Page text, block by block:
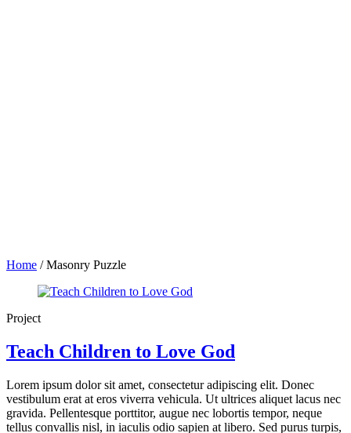
Home /Masonry Puzzle
Project
Teach Children to Love God
Lorem ipsum dolor sit amet, consectetur adipiscing elit. Donec
vestibulum erat at eros viverra vehicula. Ut ultrices aliquet lacus nec
gravida. Pellentesque porttitor, augue nec lobortis tempor, neque
tellus convallis nisl, in iaculis odio sapien at libero. Sed purus turpis,